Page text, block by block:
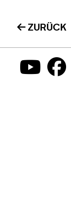
ZURÜCK